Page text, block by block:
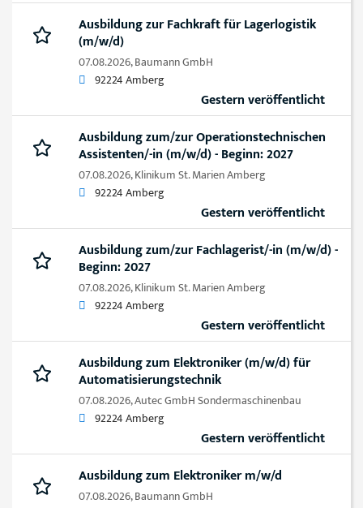
Ausbildung zur Fachkraft für Lagerlogistik
(m/w/d)
07.08.2026,Baumann GmbH
92224 Amberg
Gestern veröffentlicht
Ausbildung zum/zur Operationstechnischen
Assistenten/-in (m/w/d) - Beginn: 2027
07.08.2026,Klinikum St. Marien Amberg
92224 Amberg
Gestern veröffentlicht
Ausbildung zum/zur Fachlagerist/-in (m/w/d) -
Beginn: 2027
07.08.2026,Klinikum St. Marien Amberg
92224 Amberg
Gestern veröffentlicht
Ausbildung zum Elektroniker (m/w/d) für
Automatisierungstechnik
07.08.2026,Autec GmbH Sondermaschinenbau
92224 Amberg
Gestern veröffentlicht
Ausbildung zum Elektroniker m/w/d
07.08.2026,Baumann GmbH